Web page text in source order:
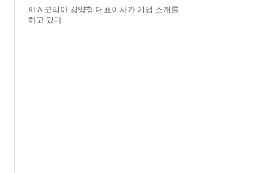
KLA 코리아 김양형 대표이사가 기업 소개를
하고 있다